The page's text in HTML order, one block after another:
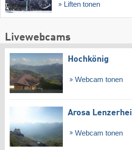
Liften tonen
Livewebcams
Hochkönig
Webcam tonen
Arosa
Webcam tonen